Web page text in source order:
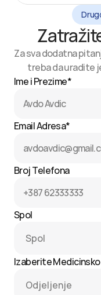
Za sva dodatna
treba da uradite
Ime i Prezime*
Email Adresa*
Broj Telefona
Spol
Izaberite